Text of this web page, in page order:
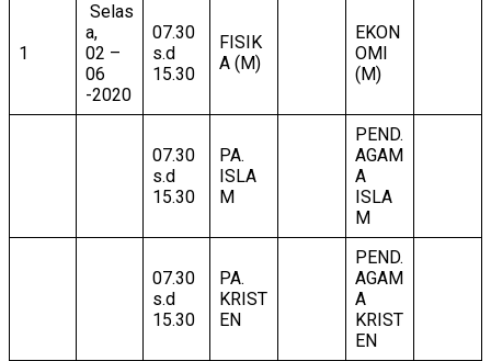
1
Selas
a,
02 –
06
-2020
07.30
s.d
15.30
FISIK
A (M)
EKON
OMI
(M)
07.30
s.d
15.30
PA.
ISLA
M
PEND.
AGAM
A
ISLA
M
07.30
s.d
15.30
PA.
KRIST
EN
PEND.
AGAM
A
KRIST
EN